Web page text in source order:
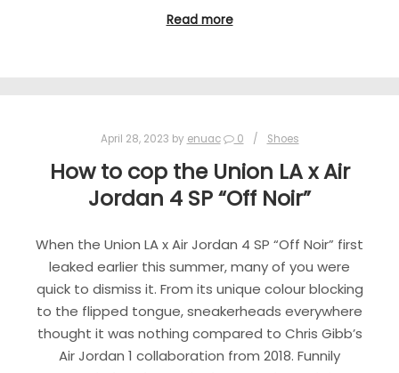
Read more
April 28, 2023 by enuac 0 Shoes
How to cop the Union LA x Air
Jordan 4 SP “Off Noir”
When the Union LA x Air Jordan 4 SP “Off Noir” first
leaked earlier this summer, many of you were
quick to dismiss it. From its unique colour blocking
to the flipped tongue, sneakerheads everywhere
thought it was nothing compared to Chris Gibb’s
Air Jordan 1 collaboration from 2018. Funnily